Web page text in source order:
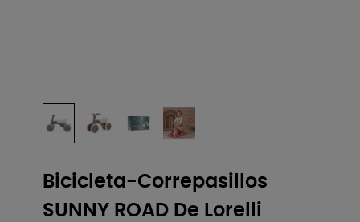
Bicicleta-Correpasillos
SUNNY ROAD De Lorelli